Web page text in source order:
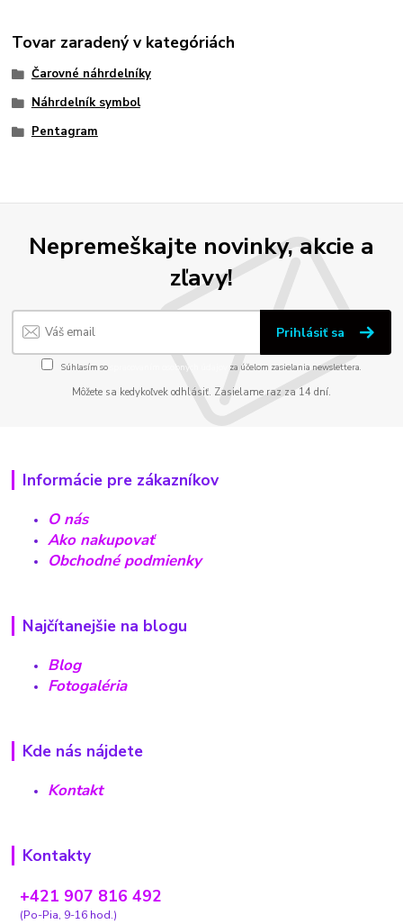
Tovar zaradený v kategóriách
Čarovné náhrdelníky
Náhrdelník symbol
Pentagram
Nepremeškajte novinky, akcie a
zľavy!
Prihlásiť sa
Súhlasím so spracovaním osobných údajov za účelom zasielania newslettera.
Môžete sa kedykoľvek odhlásiť. Zasielame raz za 14 dní.
Informácie pre zákazníkov
O nás
Ako nakupovať
Obchodné podmienky
Najčítanejšie na blogu
Blog
Fotogaléria
Kde nás nájdete
Kontakt
Kontakty
+421 907 816 492
(Po-Pia, 9-16 hod.)